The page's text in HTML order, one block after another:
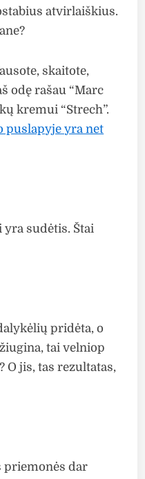
atvirlaiškius.
skaitote,
odę rašau “Marc
kremui “Strech”.
puslapyje yra net
sudėtis. Štai
pridėta, o
tai velniop
O jis, tas rezultatas,
priemonės dar